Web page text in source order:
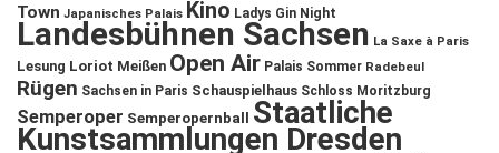
Town Japanisches Palais Kino Ladys Gin Night
Landesbühnen Sachsen La Saxe à Paris
Lesung Loriot Meißen Open Air Palais Sommer Radebeul
Rügen Sachsen in Paris Schauspielhaus Schloss Moritzburg
Semperoper Semperopernball Staatliche
Kunstsammlungen Dresden